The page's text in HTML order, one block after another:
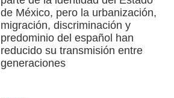
de México, pero la urbanización,
migración, discriminación y
predominio del español han
reducido su transmisión entre
generaciones